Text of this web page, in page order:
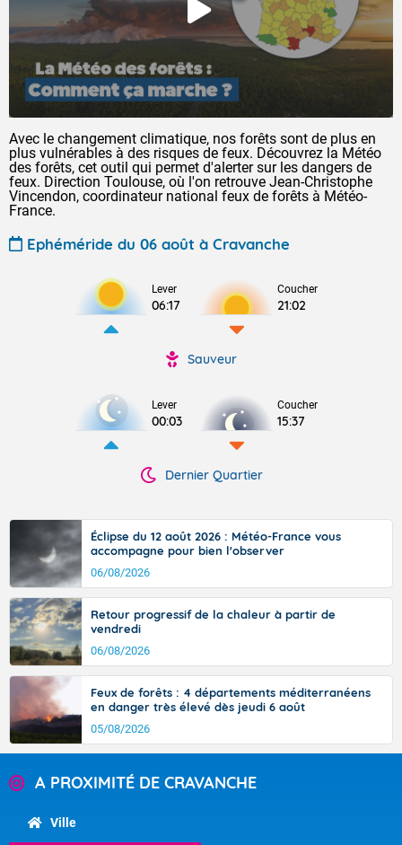
Avec le changement climatique, nos forêts sont de plus en
plus vulnérables à des risques de feux. Découvrez la Météo
des forêts, cet outil qui permet d'alerter sur les dangers de
feux. Direction Toulouse, où l'on retrouve Jean-Christophe
Vincendon, coordinateur national feux de forêts à Météo-
France.
Ephéméride du 06 août à Cravanche
Lever
06:17
Coucher
21:02
Sauveur
Lever
00:03
Coucher
15:37
Dernier Quartier
Éclipse du 12 août 2026 : Météo-France vous
accompagne pour bien l'observer
06/08/2026
Retour progressif de la chaleur à partir de
vendredi
06/08/2026
Feux de forêts : 4 départements méditerranéens
en danger très élevé dès jeudi 6 août
05/08/2026
A PROXIMITÉ DE CRAVANCHE
Ville